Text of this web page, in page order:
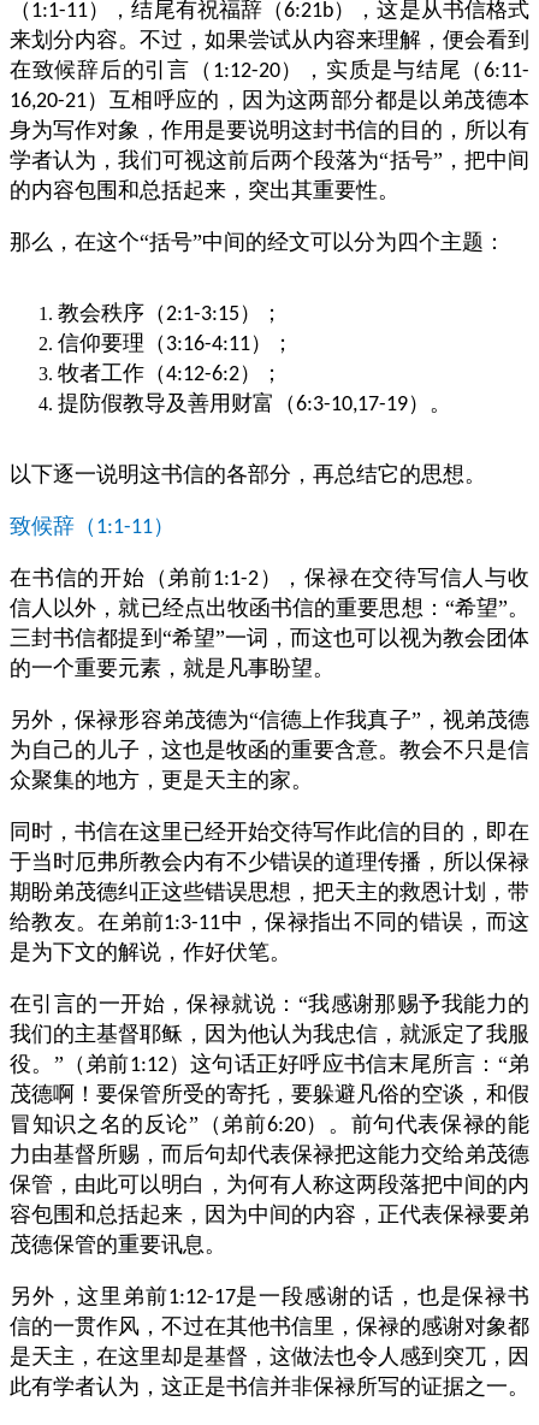
（ 1:1-11），结尾有祝福辞（6:21b），这是从书信格式
来划分内容。不过，如果尝试从内容来理解，便会看到
在致候辞后的引言（ 1:12-20），实质是与结尾（6:11-
16,20-21）互相呼应的，因为这两部分都是以弟茂德本
身为写作对象，作用是要说明这封书信的目的，所以有
学者认为，我们可视这前后两个段落为“括号”，把中间
的内容包围和总括起来，突出其重要性。
那么，在这个“括号”中间的经文可以分为四个主题：
教会秩序（2:1-3:15 ）；
信仰要理（ 3:16-4:11）；
牧者工作（4:12-6:2）；
提防假教导及善用财富（6:3-10,17-19）。
以下逐一说明这书信的各部分，再总结它的思想。
致候辞（ 1:1-11）
在书信的开始（弟前1:1-2），保禄在交待写信人与收
信人以外，就已经点出牧函书信的重要思想：“希望”。
三封书信都提到“希望”一词，而这也可以视为教会团体
的一个重要元素，就是凡事盼望。
另外，保禄形容弟茂德为“信德上作我真子”，视弟茂德
为自己的儿子，这也是牧函的重要含意。教会不只是信
众聚集的地方，更是天主的家。
同时，书信在这里已经开始交待写作此信的目的，即在
于当时厄弗所教会内有不少错误的道理传播，所以保禄
期盼弟茂德纠正这些错误思想，把天主的救恩计划，带
给教友。在弟前1:3-11中，保禄指出不同的错误，而这
是为下文的解说，作好伏笔。
在引言的一开始，保禄就说：“我感谢那赐予我能力的
我们的主基督耶稣，因为他认为我忠信，就派定了我服
役。”（弟前1:12）这句话正好呼应书信末尾所言：“弟
茂德啊！要保管所受的寄托，要躲避凡俗的空谈，和假
冒知识之名的反论”（弟前6:20）。前句代表保禄的能
力由基督所赐，而后句却代表保禄把这能力交给弟茂德
保管，由此可以明白，为何有人称这两段落把中间的内
容包围和总括起来，因为中间的内容，正代表保禄要弟
茂德保管的重要讯息。
另外，这里弟前1:12-17是一段感谢的话，也是保禄书
信的一贯作风，不过在其他书信里，保禄的感谢对象都
是天主，在这里却是基督，这做法也令人感到突兀，因
此有学者认为，这正是书信并非保禄所写的证据之一。